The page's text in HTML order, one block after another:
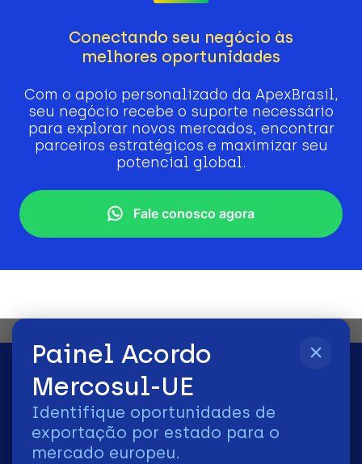
Conectando seu negócio às
melhores oportunidades
Com o apoio personalizado da ApexBrasil,
seu negócio recebe o suporte necessário
para explorar novos mercados, encontrar
parceiros estratégicos e maximizar seu
potencial global.
Fale conosco agora
Painel Acordo
Mercosul-UE
Identifique oportunidades de
exportação por estado para o
mercado europeu.
2026 | © Todos os Direitos Reservados - ApexBrasil